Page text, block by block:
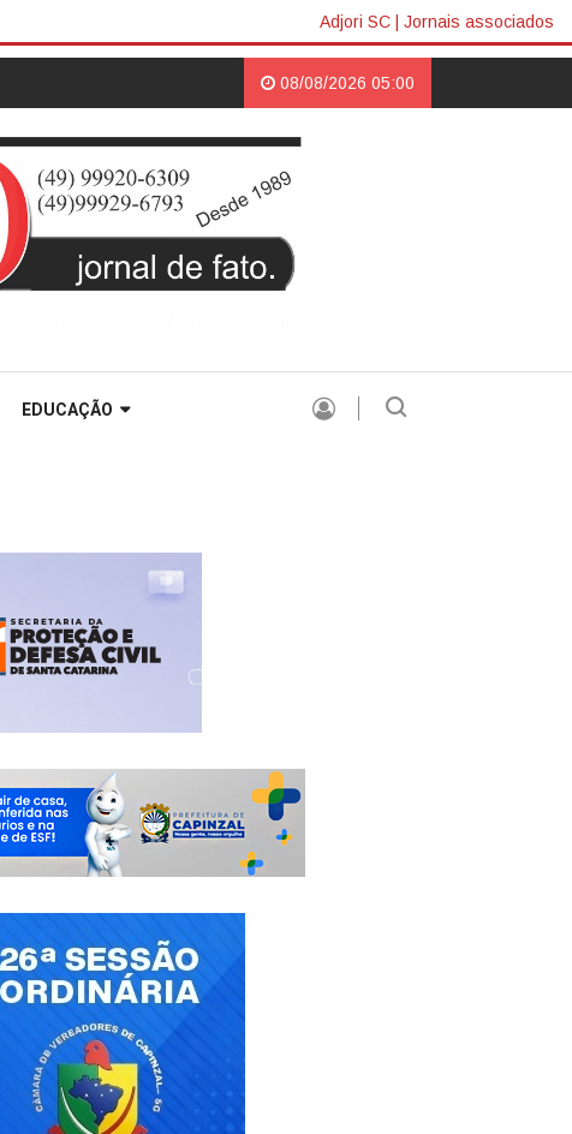
Adjori SC | Jornais associados
Raimundo Colombo retorna à casa do amigo Neri Luiz Miquelotto e destaca
08/08/2026 05:00
EDUCAÇÃO